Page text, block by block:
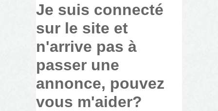
Je suis connecté
sur le site et
n'arrive pas à
passer une
annonce, pouvez
vous m'aider?